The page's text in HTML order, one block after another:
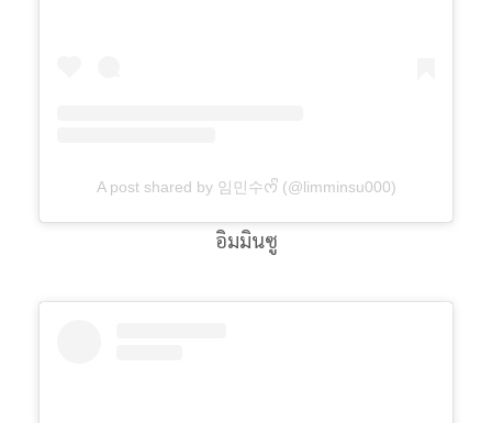
A post shared by 임민수ᰔᩚ (@limminsu000)
อิมมินซู